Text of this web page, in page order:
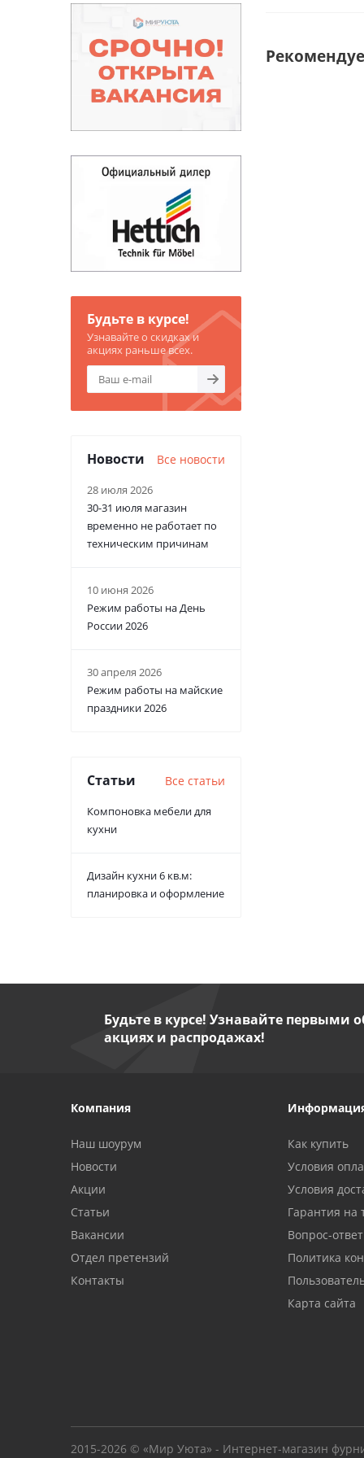
Будьте в курсе!
Узнавайте о скидках и
акциях раньше всех.
Новости Все новости
28 июля 2026
30-31 июля магазин
временно не работает по
техническим причинам
10 июня 2026
Режим работы на День
России 2026
30 апреля 2026
Режим работы на майские
праздники 2026
Статьи Все статьи
Компоновка мебели для
кухни
Дизайн кухни 6 кв.м:
планировка и оформление
Будьте в курсе! Узнавайте первыми
акциях и распродажах!
Компания
Наш шоурум
Новости
Акции
Статьи
Вакансии
Отдел претензий
Контакты
Как купить
Условия
Условия
Гарантия на
Вопрос-ответ
Политика
Карта сайта
2015-2026 © «Мир Уюта» - Интернет-магазин